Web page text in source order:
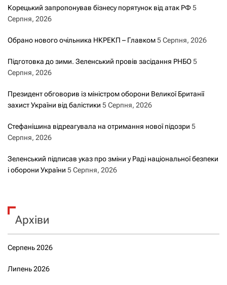
и
с
а
и
Корецький запропонував бізнесу порятунок від атак РФ5
Серпня, 2026
Обрано нового очільника НКРЕКП – Главком5 Серпня, 2026
Підготовка до зими. Зеленський провів засідання РНБО5
Серпня, 2026
Президент обговорив із міністром оборони Великої Британії
захист України від балістики 5 Серпня, 2026
Стефанішина відреагувала на отримання нової підозри 5
Серпня, 2026
Зеленський підписав указ про зміни у Раді національної безпеки
і оборони України 5 Серпня, 2026
Архіви
Серпень 2026
Липень 2026